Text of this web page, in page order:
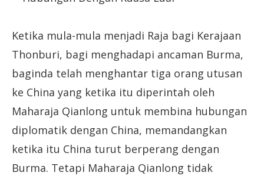
Ketika mula-mula menjadi Raja bagi Kerajaan
Thonburi, bagi menghadapi ancaman Burma,
baginda telah menghantar tiga orang utusan
ke China yang ketika itu diperintah oleh
Maharaja Qianlong untuk membina hubungan
diplomatik dengan China, memandangkan
ketika itu China turut berperang dengan
Burma. Tetapi Maharaja Qianlong tidak